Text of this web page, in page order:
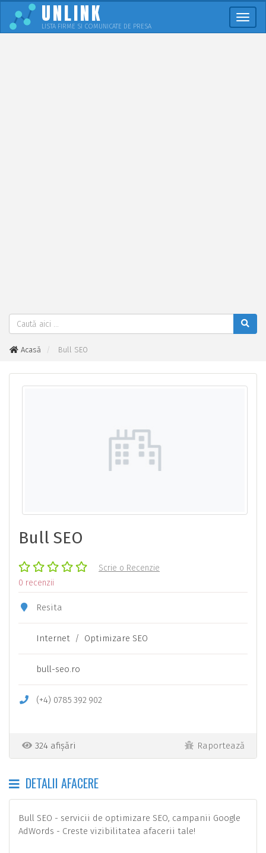
UNLINK
LISTA FIRME SI COMUNICATE DE PRESA
Acasă Bull SEO
Bull SEO
Scrie o Recenzie
0 recenzii
Resita
Internet/ Optimizare SEO
bull-seo.ro
(+4) 0785 392 902
324 afișări Raportează
DETALII AFACERE
Bull SEO - servicii de optimizare SEO, campanii Google
AdWords - Creste vizibilitatea afacerii tale!